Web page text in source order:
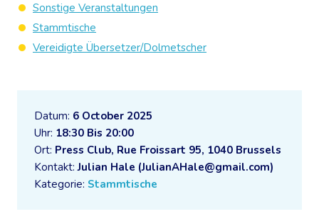
Datum: 6 October 2025
Uhr: 18:30 Bis 20:00
Ort: Press Club, Rue Froissart 95, 1040 Brussels
Kontakt:Julian Hale (JulianAHale@gmail.com)
Kategorie: Stammtische
Sonstige Veranstaltungen
Stammtische
Vereidigte Übersetzer/Dolmetscher